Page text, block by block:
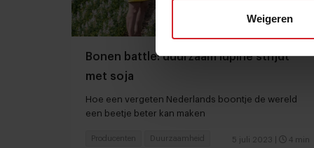
Weigeren
Bonen battle: duurzaam lupine strijdt
met soja
Hoe een vergeten Nederlands boontje de wereld
een beetje beter kan maken
5 juli 2023 4 min
Producenten Duurzaamheid